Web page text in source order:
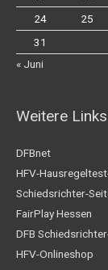
24
25
31
« Juni
Weitere Links
DFBnet
HFV-
Schiedsrichter-
FairPlay Hessen
DFB
HFV-Onlineshop